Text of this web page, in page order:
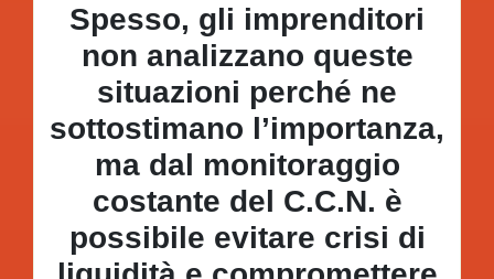
Spesso, gli imprenditori
non analizzano queste
situazioni perché ne
sottostimano l’importanza,
ma dal monitoraggio
costante del C.C.N. è
possibile evitare crisi di